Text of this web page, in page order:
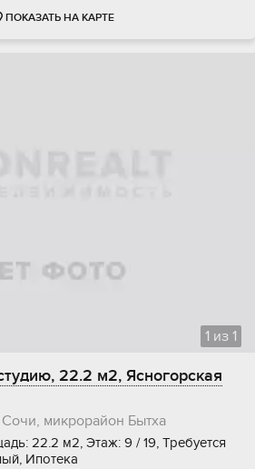
ПОКАЗАТЬ НА КАРТЕ
1 из 1
22.2 м2, Ясногорская
микрорайон Бытха
22.2 м2, Этаж: 9 / 19, Требуется
Ипотека